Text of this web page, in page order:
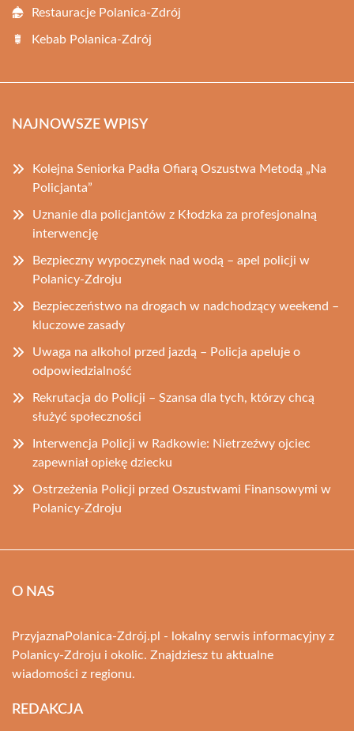
Restauracje Polanica-Zdrój
Kebab Polanica-Zdrój
NAJNOWSZE WPISY
Kolejna Seniorka Padła Ofiarą Oszustwa Metodą „Na
Policjanta”
Uznanie dla policjantów z Kłodzka za profesjonalną
interwencję
Bezpieczny wypoczynek nad wodą – apel policji w
Polanicy-Zdroju
Bezpieczeństwo na drogach w nadchodzący weekend –
kluczowe zasady
Uwaga na alkohol przed jazdą – Policja apeluje o
odpowiedzialność
Rekrutacja do Policji – Szansa dla tych, którzy chcą
służyć społeczności
Interwencja Policji w Radkowie: Nietrzeźwy ojciec
zapewniał opiekę dziecku
Ostrzeżenia Policji przed Oszustwami Finansowymi w
Polanicy-Zdroju
O NAS
PrzyjaznaPolanica-Zdrój.pl - lokalny serwis informacyjny z
Polanicy-Zdroju i okolic. Znajdziesz tu aktualne
wiadomości z regionu.
REDAKCJA